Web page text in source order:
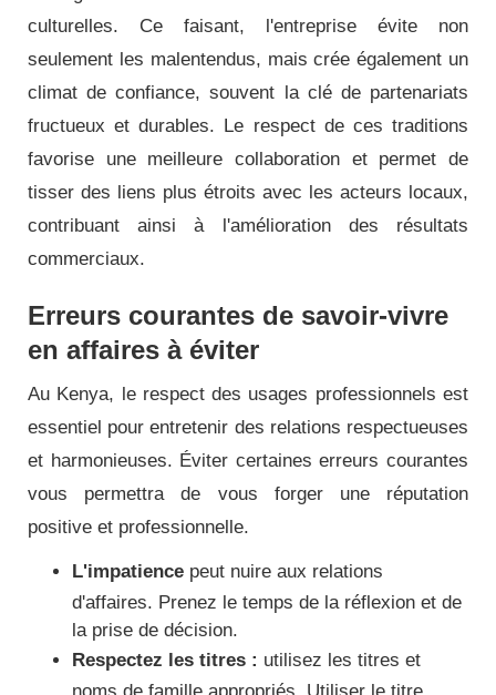
culturelles. Ce faisant, l'entreprise évite non
seulement les malentendus, mais crée également un
climat de confiance, souvent la clé de partenariats
fructueux et durables. Le respect de ces traditions
favorise une meilleure collaboration et permet de
tisser des liens plus étroits avec les acteurs locaux,
contribuant ainsi à l'amélioration des résultats
commerciaux.
Erreurs courantes de savoir-vivre
en affaires à éviter
Au Kenya, le respect des usages professionnels est
essentiel pour entretenir des relations respectueuses
et harmonieuses. Éviter certaines erreurs courantes
vous permettra de vous forger une réputation
positive et professionnelle.
L'impatience peut nuire aux relations
d'affaires. Prenez le temps de la réflexion et de
la prise de décision.
Respectez les titres : utilisez les titres et